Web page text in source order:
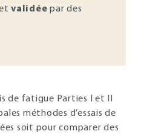
validée par des
de fatigue Parties I et II
méthodes d’essais de
soit pour comparer des